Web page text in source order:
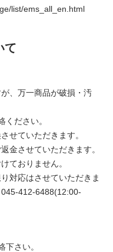
list/ems_all_en.html
て
、万一商品が破損・汚
ださい。
せていただきます。
金させていただきます。
ておりません。
対応はさせていただきま
412-6488(12:00-
さい。